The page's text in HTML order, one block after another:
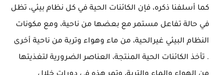
كما أسلفنا ذكره، فإن الكائنات الحية في كل نظام بيئي، تظل
في حالة تفاعل مستمر مع بعضها من ناحية، ومع مكونات
النظام البيئي غيرالحية، من ماء وهواء وتربة من ناحية أخرى
. تأخذ الكائنات الحية المنتجة، العناصر الضرورية لتغذيتها